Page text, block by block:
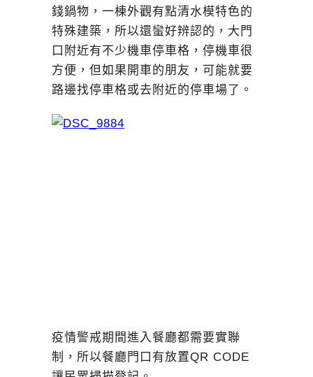
錢鍋物，一棟外觀有點清水模特色的
特殊建築，所以還蠻好辨認的，大門
口附近有不少機車停車格，停機車很
方便，但如果開車的朋友，可能就要
路邊找停車格或去附近的停車場了。
疫情警戒期間進入餐廳都需要實聯
制，所以餐廳門口有放置QR CODE